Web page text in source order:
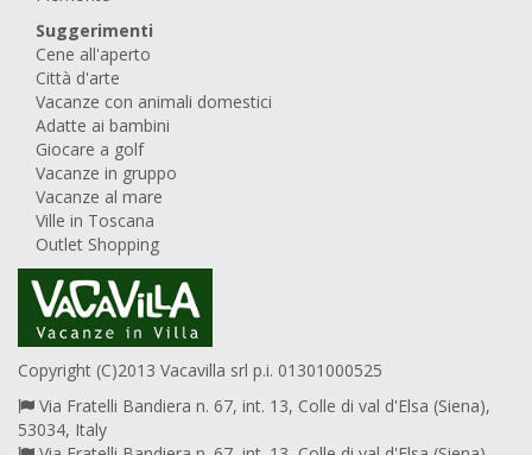
Suggerimenti
Cene all'aperto
Città d'arte
Vacanze con animali domestici
Adatte ai bambini
Giocare a golf
Vacanze in gruppo
Vacanze al mare
Ville in Toscana
Outlet Shopping
Copyright (C)2013 Vacavilla srl p.i. 01301000525
Via Fratelli Bandiera n. 67, int. 13, Colle di val d'Elsa (Siena),
53034, Italy